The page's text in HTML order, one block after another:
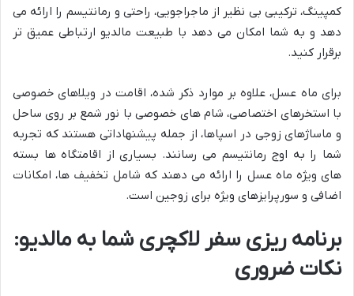
کمپینگ، ترکیبی بی نظیر از ماجراجویی، راحتی و رمانتیسم را ارائه می
دهد و به شما امکان می دهد با طبیعت مالدیو ارتباطی عمیق تر
برقرار کنید.
برای ماه عسل، علاوه بر موارد ذکر شده، اقامت در ویلاهای خصوصی
با استخرهای اختصاصی، شام های خصوصی با نور شمع بر روی ساحل
و ماساژهای زوجی در اسپاها، از جمله پیشنهاداتی هستند که تجربه
شما را به اوج رمانتیسم می رسانند. بسیاری از اقامتگاه ها بسته
های ویژه ماه عسل را ارائه می دهند که شامل تخفیف ها، امکانات
اضافی و سورپرایزهای ویژه برای زوجین است.
برنامه ریزی سفر لاکچری شما به مالدیو:
نکات ضروری